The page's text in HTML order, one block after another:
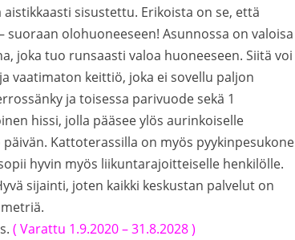
sisustettu. Erikoista on se, että
olohuoneeseen! Asunnossa on valoisa
joka tuo runsaasti valoa huoneeseen. Siitä voi
vaatimaton keittiö, joka ei sovellu paljon
ja toisessa parivuode sekä 1
hissi, jolla pääsee ylös aurinkoiselle
Kattoterassilla on myös pyykinpesukone
hyvin myös liikuntarajoitteiselle henkilölle.
sijainti, joten kaikki keskustan palvelut on
( Varattu 1.9.2020 – 31.8.2028 )